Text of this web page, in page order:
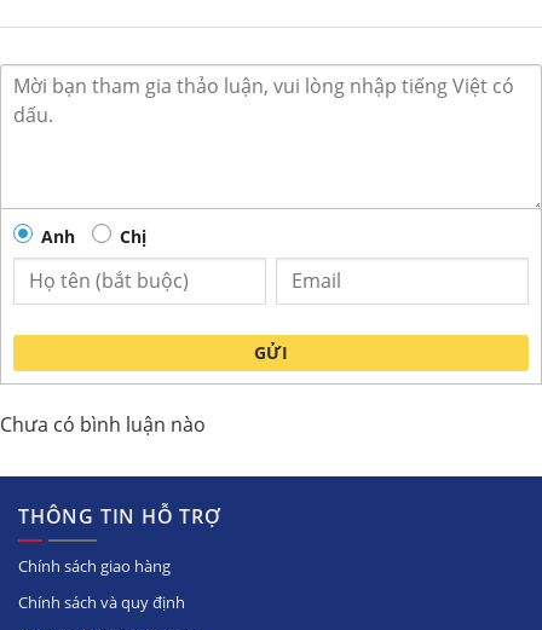
Anh Chị
GỬI
Chưa có bình luận nào
THÔNG TIN HỖ TRỢ
Chính sách giao hàng
Chính sách và quy định